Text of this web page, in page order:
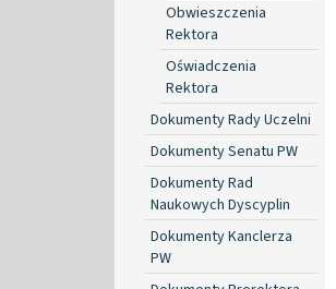
Obwieszczenia
Rektora
Oświadczenia
Rektora
Dokumenty Rady Uczelni
Dokumenty Senatu PW
Dokumenty Rad
Naukowych Dyscyplin
Dokumenty Kanclerza
PW